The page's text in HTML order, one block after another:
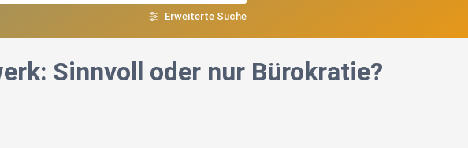
Erweiterte Suche
Sinnvoll oder nur Bürokratie?